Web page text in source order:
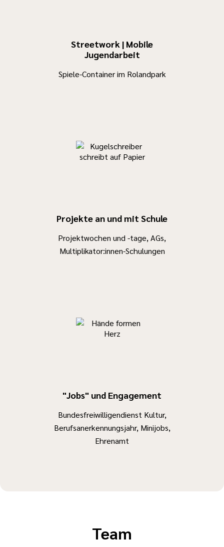
Streetwork | Mobile
Jugendarbeit
Spiele-Container im Rolandpark
Projekte an und mit Schule
Projektwochen und -tage, AGs,
Multiplikator:innen-Schulungen
"Jobs" und Engagement
Bundesfreiwilligendienst Kultur,
Berufsanerkennungsjahr, Minijobs,
Ehrenamt
Team